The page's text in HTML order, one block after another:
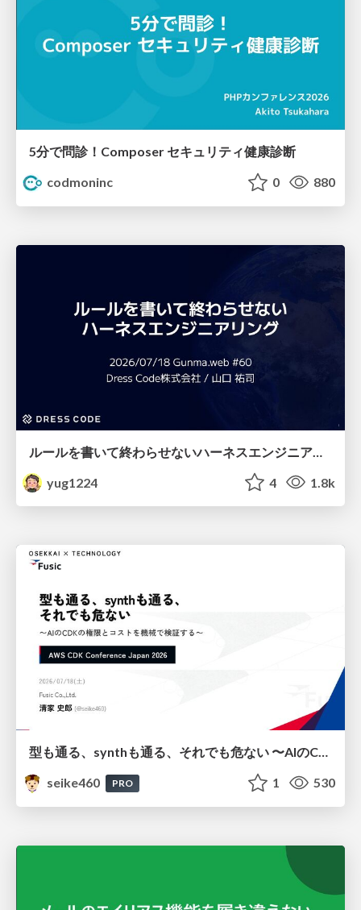
5分で問診！Composer セキュリティ健康診断
codmoninc
0 880
yug1224
4 1.8k
型も通る、synthも通る、それでも危ない 〜AIのCDKの権限とコストを機械で検証する〜 / It Passes Type Checks, It Passes Synth Checks, but It’s Still Risky — Automatically Verifying Permissions and Costs in AI’s CDK —
seike460
PRO 1 530